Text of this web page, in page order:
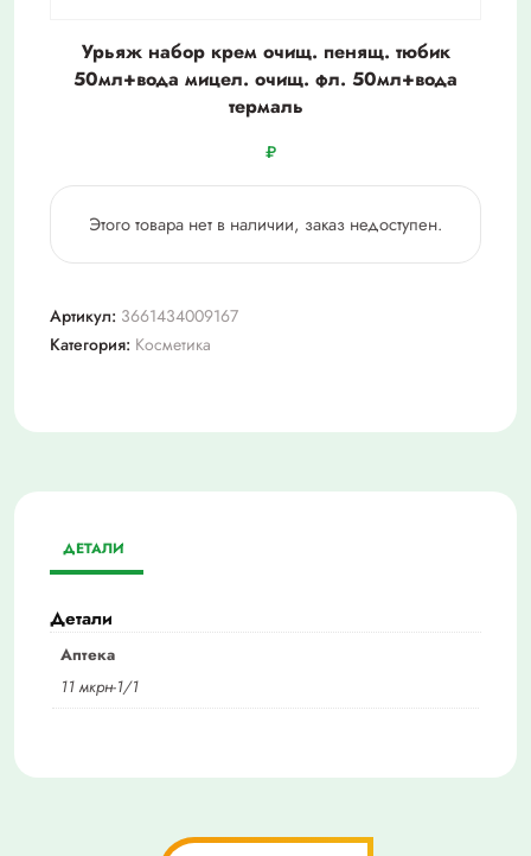
Урьяж набор крем очищ. пенящ. тюбик
50мл+вода мицел. очищ. фл. 50мл+вода
термаль
₽
Этого товара нет в наличии, заказ недоступен.
Артикул: 3661434009167
Категория: Косметика
ДЕТАЛИ
Детали
Аптека
11 мкрн-1/1